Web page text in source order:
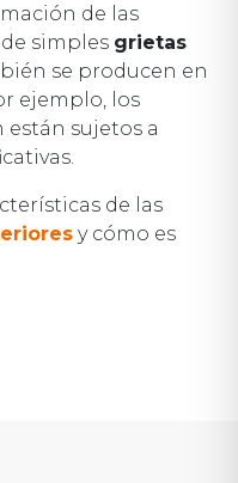
de las
simples grietas
se producen en
ejemplo, los
sujetos a
de las
y cómo es